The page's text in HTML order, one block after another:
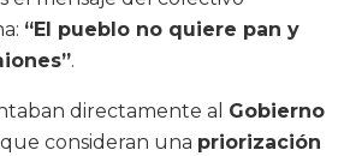
“El pueblo no quiere pan y
.
directamente al Gobierno
consideran una priorización